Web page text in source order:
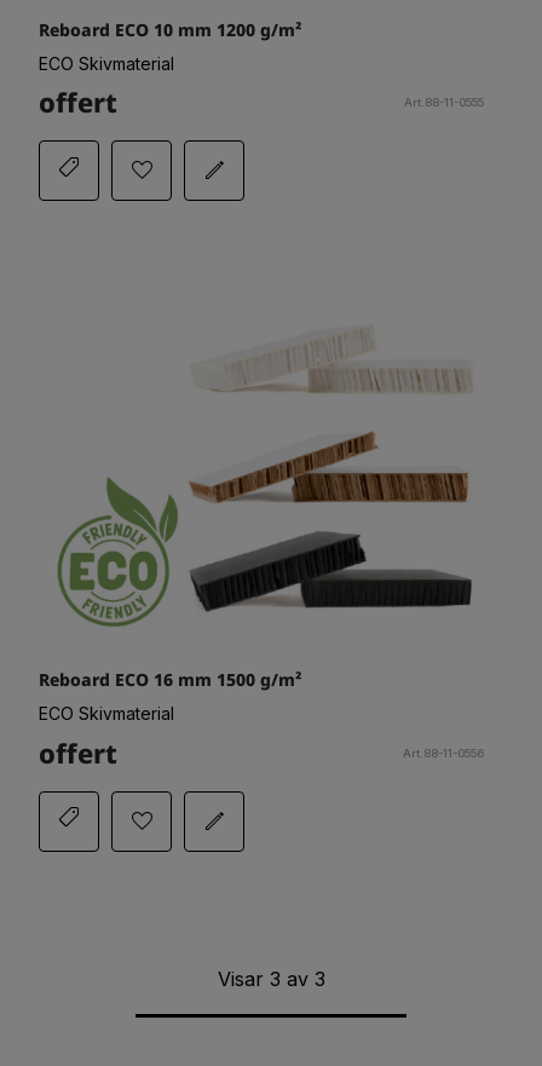
Reboard ECO 10 mm 1200 g/m²
ECO Skivmaterial
offert Art.88-11-0555
Reboard ECO 16 mm 1500 g/m²
ECO Skivmaterial
offert Art.88-11-0556
Visar 3 av 3